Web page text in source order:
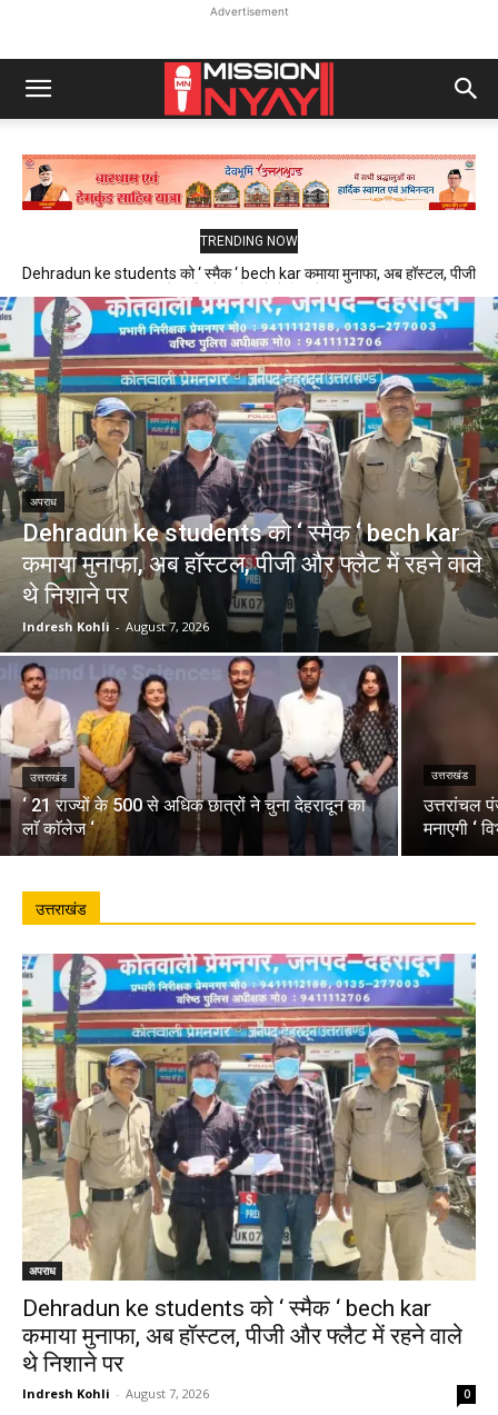
Advertisement
TRENDING NOW
Dehradun ke students को ‘ स्मैक ‘ bech kar कमाया मुनाफा, अब हॉस्टल, पीजी
अपराध
Dehradun ke students को ‘ स्मैक ‘ bech kar
कमाया मुनाफा, अब हॉस्टल, पीजी और फ्लैट में रहने वाले
थे निशाने पर
Indresh Kohli - August 7, 2026
उत्तराखंड
‘ 21 राज्यों के 500 से अधिक छात्रों ने चुना देहरादून का
लाॅ काॅलेज ‘
उत्तराखंड
उत्तरांचल
मनाएगी ‘
उत्तराखंड
अपराध
Dehradun ke students को ‘ स्मैक ‘ bech kar
कमाया मुनाफा, अब हॉस्टल, पीजी और फ्लैट में रहने वाले
थे निशाने पर
Indresh Kohli - August 7, 2026 0